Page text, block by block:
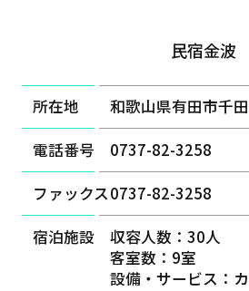
民宿金波
所在地
和歌山県有田市千
電話番号
0737-82-3258
ファックス0737-82-3258
宿泊施設
収容人数：30人
客室数：9室
設備・サービス：